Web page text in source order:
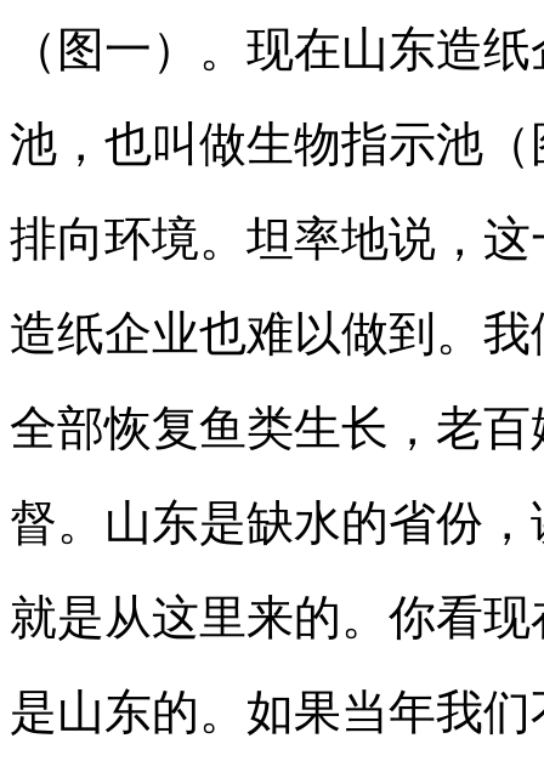
（图一）。现在山东造
池，也叫做生物指示池
排向环境。坦率地说，
造纸企业也难以做到。
全部恢复鱼类生长，老
督。山东是缺水的省份
就是从这里来的。你看
是山东的。如果当年我